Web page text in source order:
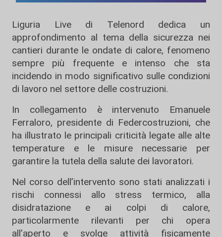
Liguria Live di Telenord dedica un
approfondimento al tema della sicurezza nei
cantieri durante le ondate di calore, fenomeno
sempre più frequente e intenso che sta
incidendo in modo significativo sulle condizioni
di lavoro nel settore delle costruzioni.
In collegamento è intervenuto Emanuele
Ferraloro, presidente di Federcostruzioni, che
ha illustrato le principali criticità legate alle alte
temperature e le misure necessarie per
garantire la tutela della salute dei lavoratori.
Nel corso dell’intervento sono stati analizzati i
rischi connessi allo stress termico, alla
disidratazione e ai colpi di calore,
particolarmente rilevanti per chi opera
all’aperto e svolge attività fisicamente